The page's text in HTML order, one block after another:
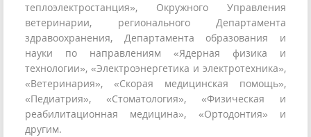
теплоэлектростанция», Окружного Управления
ветеринарии, регионального Департамента
здравоохранения, Департамента образования и
науки по направлениям «Ядерная физика и
технологии», «Электроэнергетика и электротехника»,
«Ветеринария», «Скорая медицинская помощь»,
«Педиатрия», «Стоматология», «Физическая и
реабилитационная медицина», «Ортодонтия» и
другим.